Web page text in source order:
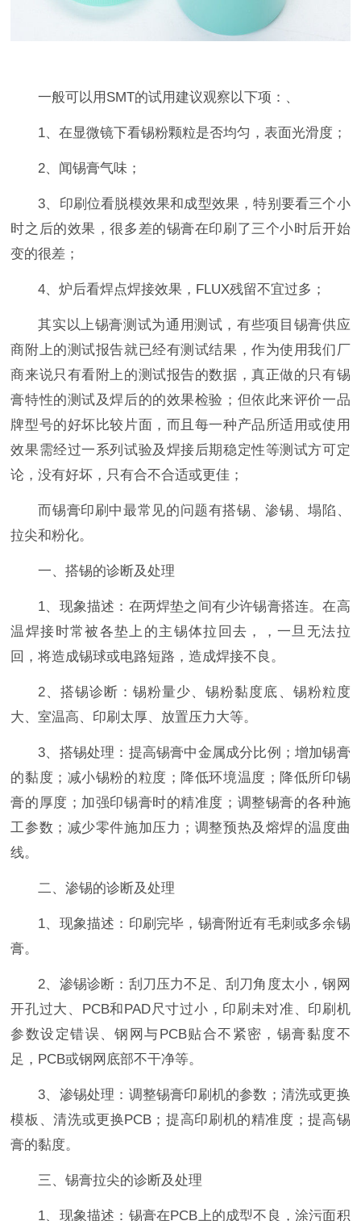
一般可以用SMT的试用建议观察以下项：、
1、在显微镜下看锡粉颗粒是否均匀，表面光滑度；
2、闻锡膏气味；
3、印刷位看脱模效果和成型效果，特别要看三个小
时之后的效果，很多差的锡膏在印刷了三个小时后开始
变的很差；
4、炉后看焊点焊接效果，FLUX残留不宜过多；
其实以上锡膏测试为通用测试，有些项目锡膏供应
商附上的测试报告就已经有测试结果，作为使用我们厂
商来说只有看附上的测试报告的数据，真正做的只有锡
膏特性的测试及焊后的的效果检验；但依此来评价一品
牌型号的好坏比较片面，而且每一种产品所适用或使用
效果需经过一系列试验及焊接后期稳定性等测试方可定
论，没有好坏，只有合不合适或更佳；
而锡膏印刷中最常见的问题有搭锡、渗锡、塌陷、
拉尖和粉化。
一、搭锡的诊断及处理
1、现象描述：在两焊垫之间有少许锡膏搭连。在高
温焊接时常被各垫上的主锡体拉回去，，一旦无法拉
回，将造成锡球或电路短路，造成焊接不良。
2、搭锡诊断：锡粉量少、锡粉黏度底、锡粉粒度
大、室温高、印刷太厚、放置压力大等。
3、搭锡处理：提高锡膏中金属成分比例；增加锡膏
的黏度；减小锡粉的粒度；降低环境温度；降低所印锡
膏的厚度；加强印锡膏时的精准度；调整锡膏的各种施
工参数；减少零件施加压力；调整预热及熔焊的温度曲
线。
二、渗锡的诊断及处理
1、现象描述：印刷完毕，锡膏附近有毛刺或多余锡
膏。
2、渗锡诊断：刮刀压力不足、刮刀角度太小，钢网
开孔过大、PCB和PAD尺寸过小，印刷未对准、印刷机
参数设定错误、钢网与PCB贴合不紧密，锡膏黏度不
足，PCB或钢网底部不干净等。
3、渗锡处理：调整锡膏印刷机的参数；清洗或更换
模板、清洗或更换PCB；提高印刷机的精准度；提高锡
膏的黏度。
三、锡膏拉尖的诊断及处理
1、现象描述：锡膏在PCB上的成型不良，涂污面积